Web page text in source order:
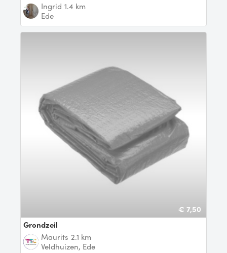
ingrid 1.4 km
Ede
€ 7,50
Grondzeil
Maurits 2.1 km
Veldhuizen, Ede